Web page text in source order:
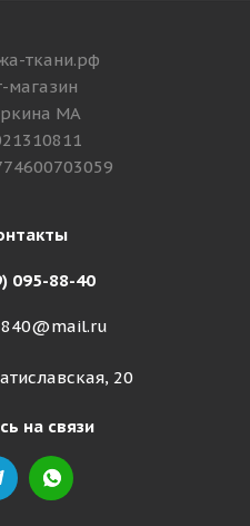
ткани.рф
магазин
МА
095-88-40
20
на связи